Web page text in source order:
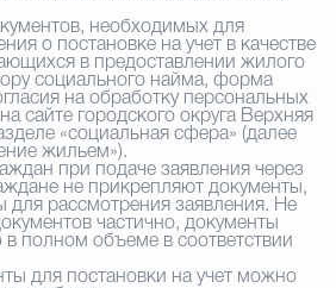
необходимых для
о постановке на учет в качестве
в предоставлении жилого
социального найма, форма
на обработку персональных
сайте городского округа Верхняя
«социальная сфера» (далее
жильем»).
при подаче заявления через
не прикрепляют документы,
для рассмотрения заявления. Не
частично, документы
полном объеме в соответствии
для постановки на учет можно